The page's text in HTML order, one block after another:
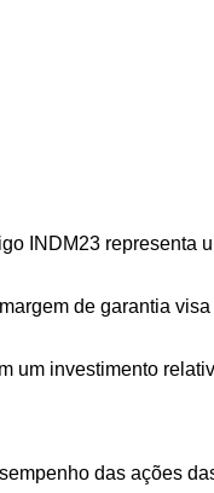
INDM23 representa
de garantia
um investimento
das ações